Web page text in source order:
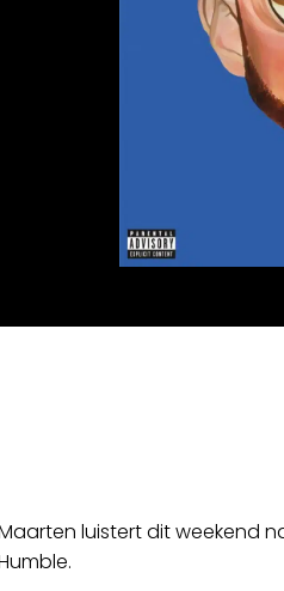
luistert dit weekend